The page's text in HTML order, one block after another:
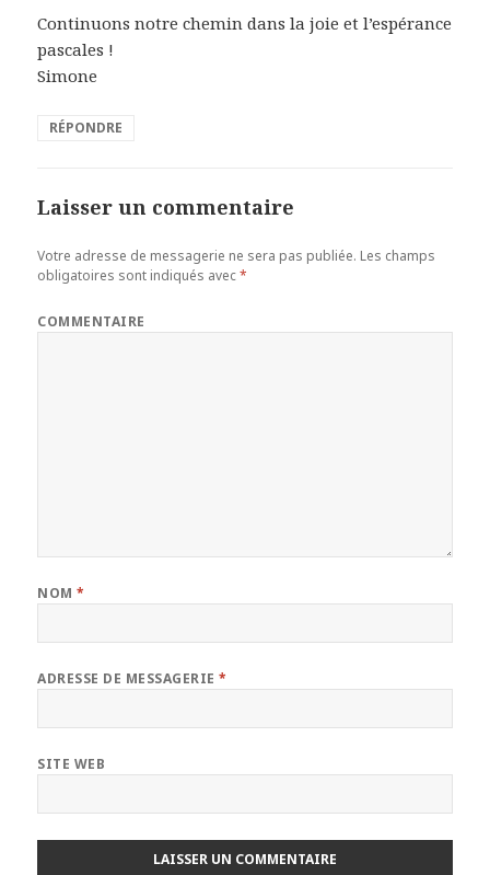
Continuons notre chemin dans la joie et l’espérance
pascales !
Simone
RÉPONDRE
Laisser un commentaire
Votre adresse de messagerie ne sera pas publiée. Les champs
obligatoires sont indiqués avec*
COMMENTAIRE
NOM*
ADRESSE DE MESSAGERIE*
SITE WEB